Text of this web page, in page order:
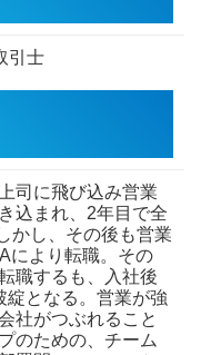
引士
司に飛び込み営業
込まれ、2年目で全
かし、その後も営業
により転職。その
職するも、入社後
綻となる。営業が強
社がつぶれること
のための、チーム